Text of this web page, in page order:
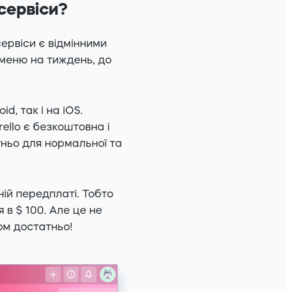
є відмінними
на тиждень, до
так і на iOS.
є безкоштовна і
для нормальної та
передплаті. Тобто
в $ 100. Але це не
достатньо!